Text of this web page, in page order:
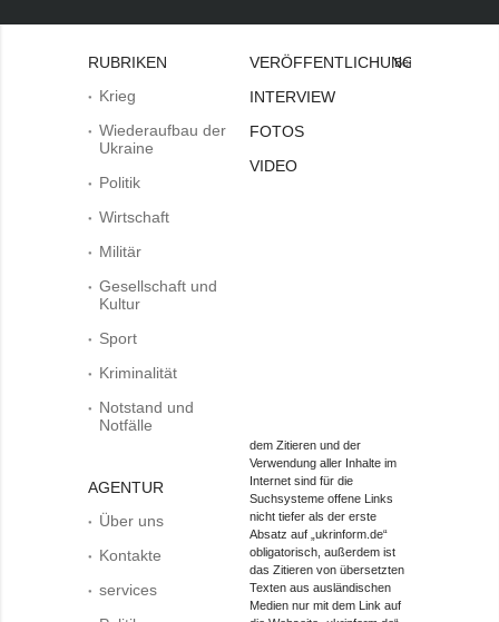
RUBRIKEN
Krieg
Wiederaufbau der
Ukraine
Politik
Wirtschaft
Militär
Gesellschaft und
Kultur
Sport
Kriminalität
Notstand und
Notfälle
AGENTUR
Über uns
Kontakte
services
VERÖFFENTLICHUNGEN
INTERVIEW
FOTOS
VIDEO
Bei
dem Zitieren und der
Verwendung aller Inhalte im
Internet sind für die
Suchsysteme offene Links
nicht tiefer als der erste
Absatz auf „ukrinform.de“
obligatorisch, außerdem ist
das Zitieren von übersetzten
Texten aus ausländischen
Medien nur mit dem Link auf